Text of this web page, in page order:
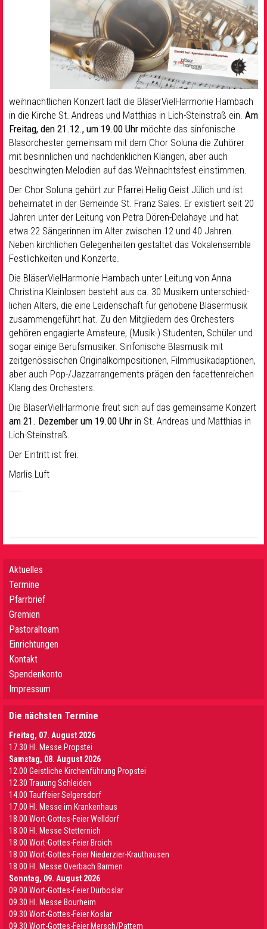
weihnachtlichen Konzert lädt die BläserVielHarmonie Hambach
in die Kirche St. Andreas und Matthias in Lich-Steinstraß ein. Am
Freitag, den 21.12., um 19.00 Uhr möchte das sinfonische
Blasorchester gemeinsam mit dem Chor Soluna die Zuhörer
mit besinnlichen und nachdenklichen Klängen, aber auch
beschwingten Melodien auf das Weihnachtsfest einstimmen.
Der Chor Soluna gehört zur Pfarrei Heilig Geist Jülich und ist
beheimatet in der Gemeinde St. Franz Sales. Er existiert seit 20
Jahren unter der Leitung von Petra Dören-Delahaye und hat
etwa 22 Sängerinnen im Alter zwischen 12 und 40 Jahren.
Neben kirchlichen Gelegenheiten gestaltet das Vokalensemble
Festlichkeiten und Konzerte.
Die BläserVielHarmonie Hambach unter Leitung von Anna
Christina Kleinlosen besteht aus ca. 30 Musikern unterschied-
lichen Alters, die eine Leidenschaft für gehobene Bläsermusik
zusammengeführt hat. Zu den Mitgliedern des Orchesters
gehören engagierte Amateure, (Musik-) Studenten, Schüler und
sogar einige Berufsmusiker. Sinfonische Blasmusik mit
zeitgenössischen Originalkompositionen, Filmmusikadaptionen,
aber auch Pop-/Jazzarrangements prägen den facettenreichen
Klang des Orchesters.
Die BläserVielHarmonie freut sich auf das gemeinsame Konzert
am 21. Dezember um 19.00 Uhr in St. Andreas und Matthias in
Lich-Steinstraß.
Der Eintritt ist frei.
Marlis Luft
Aktuelles
Termine
Pfarrbrief
Gremien
Pastoralteam
Einrichtungen
Kontakt
Spendenkonto
Impressum
Die nächsten Termine
Freitag, 07. August 2026
17.30 Hl. Messe Propstei
Samstag, 08. August 2026
12.00 Geistliche Kirchenführung Propstei
12.30 Trauung Schleiden
14.00 Tauffeier Selgersdorf
17.00 Hl. Messe im Krankenhaus
18.00 Wort-Gottes-Feier Welldorf
18.00 Hl. Messe Stetternich
18.00 Wort-Gottes-Feier Broich
18.00 Wort-Gottes-Feier Niederzier-Krauthausen
18.00 Hl. Messe Overbach Barmen
Sonntag, 09. August 2026
09.00 Wort-Gottes-Feier Dürboslar
09.30 HI. Messe Bourheim
09.30 Wort-Gottes-Feier Koslar
09.30 Wort-Gottes-Feier Mersch/Pattern